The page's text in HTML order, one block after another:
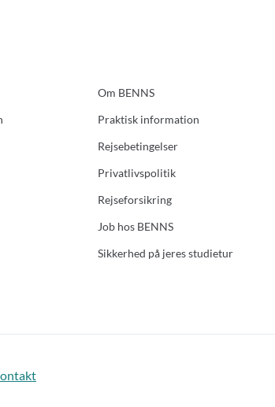
Om BENNS
Praktisk information
Rejsebetingelser
Privatlivspolitik
Rejseforsikring
Job hos BENNS
Sikkerhed på jeres studietur